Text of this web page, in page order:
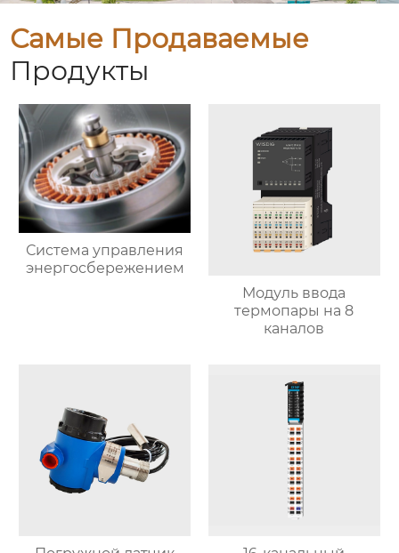
Самые Продаваемые
Продукты
Система управления
энергосбережением
Модуль ввода
термопары на 8
каналов